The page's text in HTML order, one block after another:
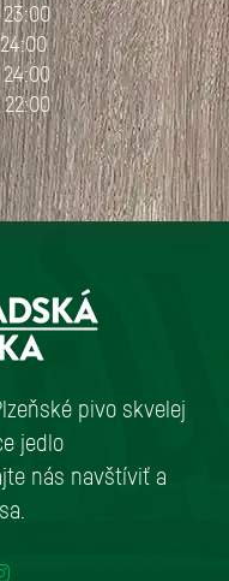
23:00
24:00
22:00
pivo skvelej
jedlo
nás navštíviť a